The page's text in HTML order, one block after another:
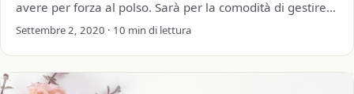
avere per forza al polso. Sarà per la comodità di gestire
le notifiche…
Settembre 2, 2020 · 10 min di lettura